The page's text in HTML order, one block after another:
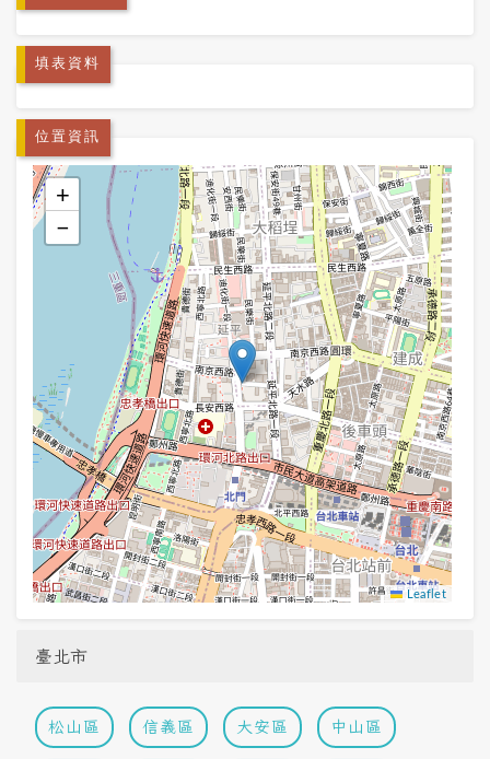
填表資料
位置資訊
+
−
Leaflet
臺北市
松山區 信義區 大安區 中山區